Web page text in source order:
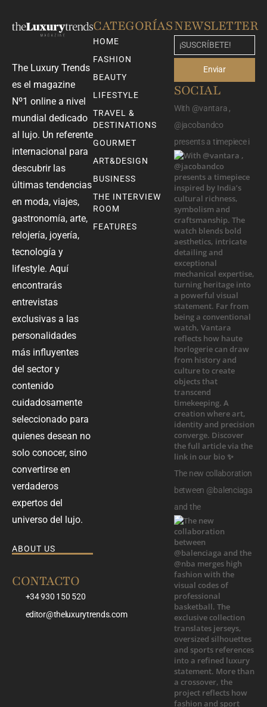
The Luxury Trends
es el magazine
Nº1 online a nivel
mundial dedicado
al lujo. Un referente
internacional para
descubrir las
últimas tendencias
en moda, viajes,
gastronomía, arte,
relojería, joyería,
tecnología y
lifestyle. Aquí
encontrarás
entrevistas
exclusivas a las
personalidades
más influyentes
del sector y
contenido
cuidadosamente
seleccionado para
quienes desean no
solo conocer, sino
convertirse en
verdaderos
expertos del
universo del lujo.
ABOUT US
CONTACTO
+34 930 150 520
editor@theluxurytrends.com
CATEGORÍAS
HOME
FASHION
BEAUTY
LIFESTYLE
TRAVEL &
DESTINATIONS
GOURMET
ART&DESIGN
BUSINESS
THE INTERVIEW
ROOM
FEATURES
NEWSLETTER
Enviar
SOCIAL
With @vantara ,
@jacobandco
presents a timepiece i
The new collaboration
between @balenciaga
and the